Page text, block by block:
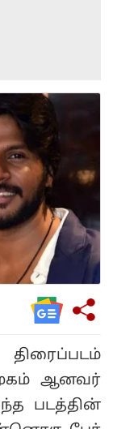
திரைப்படம்
ஆனவர்
படத்தின்